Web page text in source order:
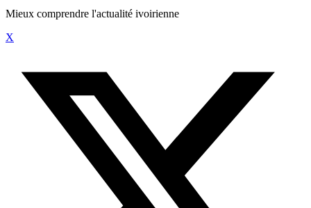
Mieux comprendre l'actualité ivoirienne
X